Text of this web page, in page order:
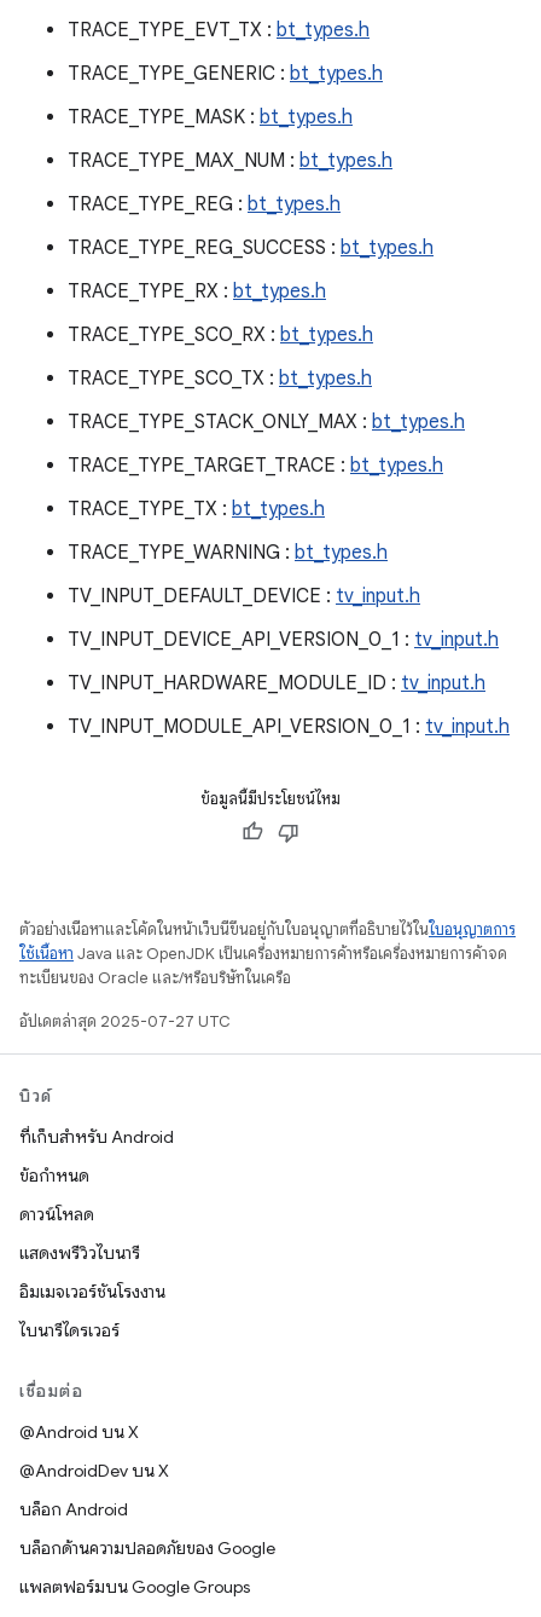
TRACE_TYPE_EVT_TX : bt_types.h
TRACE_TYPE_GENERIC : bt_types.h
TRACE_TYPE_MASK : bt_types.h
TRACE_TYPE_MAX_NUM : bt_types.h
TRACE_TYPE_REG : bt_types.h
TRACE_TYPE_REG_SUCCESS : bt_types.h
TRACE_TYPE_RX : bt_types.h
TRACE_TYPE_SCO_RX : bt_types.h
TRACE_TYPE_SCO_TX : bt_types.h
TRACE_TYPE_STACK_ONLY_MAX : bt_types.h
TRACE_TYPE_TARGET_TRACE : bt_types.h
TRACE_TYPE_TX : bt_types.h
TRACE_TYPE_WARNING : bt_types.h
TV_INPUT_DEFAULT_DEVICE : tv_input.h
TV_INPUT_DEVICE_API_VERSION_0_1 : tv_input.h
TV_INPUT_HARDWARE_MODULE_ID : tv_input.h
TV_INPUT_MODULE_API_VERSION_0_1 : tv_input.h
ข้อมูลนี้มีประโยชน์ไหม
ตัวอย่างเนื้อหาและโค้ดในหน้าเว็บนี้ขึ้นอยู่กับใบอนุญาตที่อธิบายไว้ในใบอนุญาตการ
ใช้เนื้อหา Java และ OpenJDK เป็นเครื่องหมายการค้าหรือเครื่องหมายการค้าจด
ทะเบียนของ Oracle และ/หรือบริษัทในเครือ
อัปเดตล่าสุด 2025-07-27 UTC
บิวด์
ที่เก็บสำหรับ Android
ข้อกำหนด
ดาวน์โหลด
แสดงพรีวิวไบนารี
อิมเมจเวอร์ชันโรงงาน
ไบนารีไดรเวอร์
เชื่อมต่อ
@Android บน X
@AndroidDev บน X
บล็อก Android
บล็อกด้านความปลอดภัยของ Google
แพลตฟอร์มบน Google Groups